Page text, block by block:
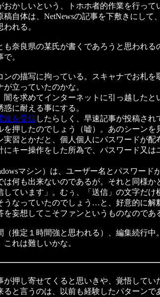
かしいという、トホホ者的作業を行って
自体は、NetNewsの記事を下敷きにし
れる。
奈良県の某氏が書くであろうと思われる
。
の描写に拘っている。スキャナでお札
立っていたのかな。
を求めてインターネットに引っ越したと
に耐える事にする。
波を受信したらしく、早速記事が投稿され
押したのでしょう（嘘）。あのシーンを
習とかだと、個人個人にパスワードが
キー操作をした所為で、パスワード又
マシン）は、ユーザー名とパスワー
何も出来ないのであるが。それと同様か
ています」。むぅ、「送信」の文字だ
なっていたのでしょう…と、好意的に解
妄想してこそファンというものなのであ
推定１時間強と思われる）、編集続行
れは難しいかな。
押し寄せてくると思いきや、覚悟して
と言うのは、以前も経験したパターンで